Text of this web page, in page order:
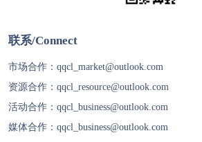
联系/Connect
市场合作： qqcl_market@outlook.com
资源合作： qqcl_resource@outlook.com
活动合作： qqcl_business@outlook.com
媒体合作： qqcl_business@outlook.com